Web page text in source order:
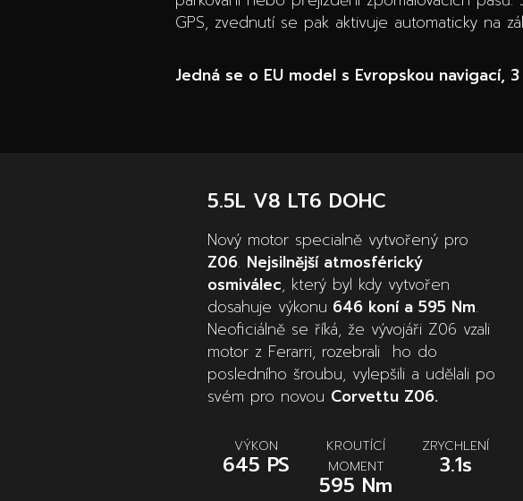
GPS, zvednutí se pak aktivuje automaticky na
Jedná se o EU model s Evropskou navigací,
5.5L V8 LT6 DOHC
Nový motor specialně vytvořený pro
Z06. Nejsilnější atmosférický
osmiválec, který byl kdy vytvořen
dosahuje výkonu 646 koní a 595 Nm.
Neoficiálně se říká, že vývojáři Z06 vzali
motor z Ferarri, rozebrali ho do
posledního šroubu, vylepšili a udělali po
svém pro novou Corvettu Z06.
VÝKON
645 PS
KROUTÍCÍ
MOMENT
595 Nm
ZRYCHLENÍ
3.1s